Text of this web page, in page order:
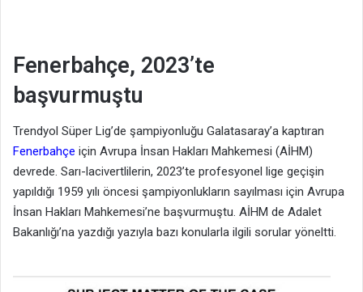
Fenerbahçe, 2023’te
başvurmuştu
Trendyol Süper Lig’de şampiyonluğu Galatasaray’a kaptıran
Fenerbahçe için Avrupa İnsan Hakları Mahkemesi (AİHM)
devrede. Sarı-lacivertlilerin, 2023’te profesyonel lige geçişin
yapıldığı 1959 yılı öncesi şampiyonlukların sayılması için Avrupa
İnsan Hakları Mahkemesi’ne başvurmuştu. AİHM de Adalet
Bakanlığı’na yazdığı yazıyla bazı konularla ilgili sorular yöneltti.